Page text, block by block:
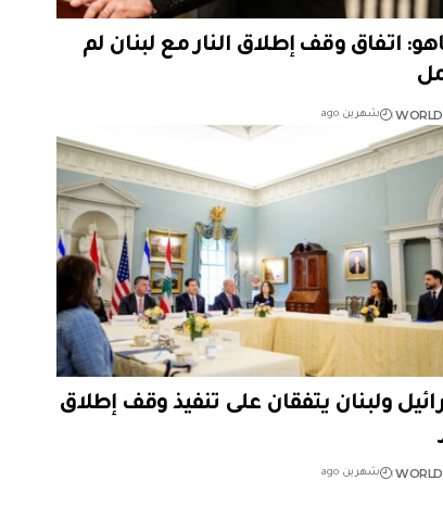
اتفاق وقف إطلاق النار مع لبنان لم
شهرين ago
ولبنان يتفقان على تنفيذ وقف إطلاق
شهرين ago